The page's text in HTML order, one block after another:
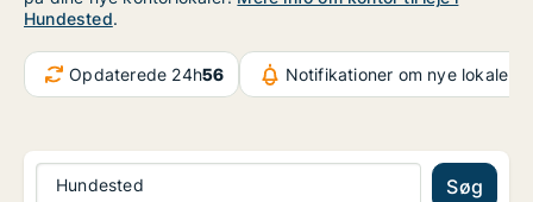
Hundested.
Opdaterede 24h56 Notifikationer om nye lokaler
Hundested Søg